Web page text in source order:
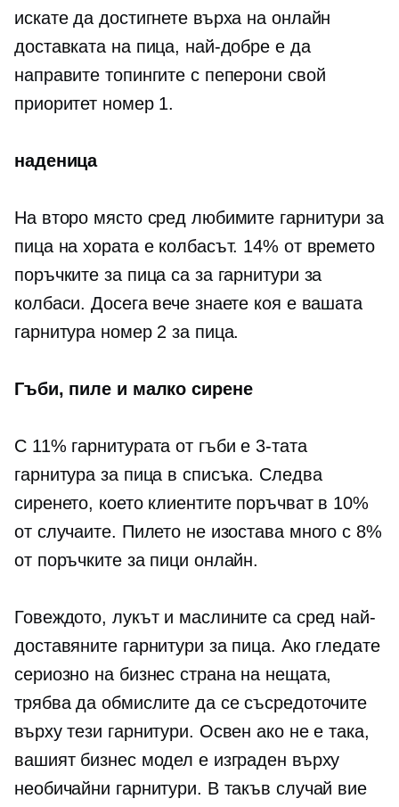
искате да достигнете върха на онлайн
доставката на пица, най-добре е да
направите топингите с пеперони свой
приоритет номер 1.
наденица
На второ място сред любимите гарнитури за
пица на хората е колбасът. 14% от времето
поръчките за пица са за гарнитури за
колбаси. Досега вече знаете коя е вашата
гарнитура номер 2 за пица.
Гъби, пиле и малко сирене
С 11% гарнитурата от гъби е 3-тата
гарнитура за пица в списъка. Следва
сиренето, което клиентите поръчват в 10%
от случаите. Пилето не изостава много с 8%
от поръчките за пици онлайн.
Говеждото, лукът и маслините са сред най-
доставяните гарнитури за пица. Ако гледате
сериозно на бизнес страна на нещата,
трябва да обмислите да се съсредоточите
върху тези гарнитури. Освен ако не е така,
вашият бизнес модел е изграден върху
необичайни гарнитури. В такъв случай вие